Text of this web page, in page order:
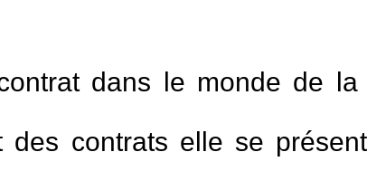
dans le monde de la
contrats elle se